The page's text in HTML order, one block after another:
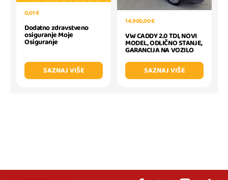
0,01 €
Dodatno zdravstveno
osiguranje Moje
Osiguranje
SAZNAJ VIŠE
14.900,00 €
VW CADDY 2.0 TDI, NOVI
MODEL, ODLIČNO STANJE,
GARANCIJA NA VOZILO
SAZNAJ VIŠE